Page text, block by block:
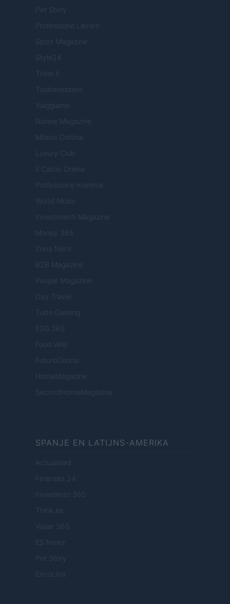
Pet Story
Professione Lavoro
Sport Magazine
Style24
Think.it
Tuobenessere
Viaggiamo
Nonne Magazine
Milano Cortina
Luxury Club
Il Calcio Online
Professione mamma
World Music
Investimenti Magazine
Money 365
Zona Nerd
B2B Magazine
People Magazine
Day Travel
Tutto Gaming
ESG 365
Food Wiki
FuturoDonna
HomeMagazine
SecondHomeMagazine
SPANJE EN LATIJNS-AMERIKA
Actualidad
Finanzas 24
Investindo 365
Think.es
Viajar 365
ES Newz
Pet Story
Encocina